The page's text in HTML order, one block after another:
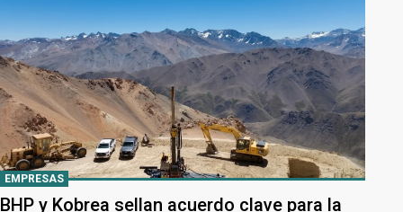
EMPRESAS
BHP y Kobrea sellan acuerdo clave para la